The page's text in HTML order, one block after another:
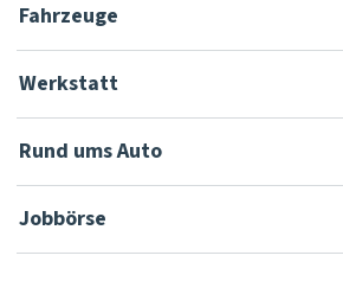
Fahrzeuge
Werkstatt
Rund ums Auto
Jobbörse